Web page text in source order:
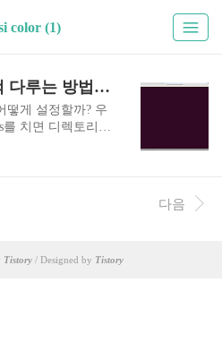
color (1)
터미널에서 출력되는 색 다루는 방법. 부제: 나만의 ls 만들기
떻게 설정할까? 우
치면 디렉토리는
일은 빨간색 등으
명령어를 한번 입
다음
Tistory/ Designed by Tistory